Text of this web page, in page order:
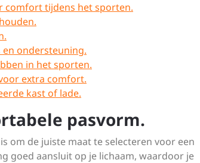
comfort tijdens het sporten.
ondersteuning.
in het sporten.
extra comfort.
kast of lade.
pasvorm.
om de juiste maat te selecteren voor een
goed aansluit op je lichaam, waardoor je